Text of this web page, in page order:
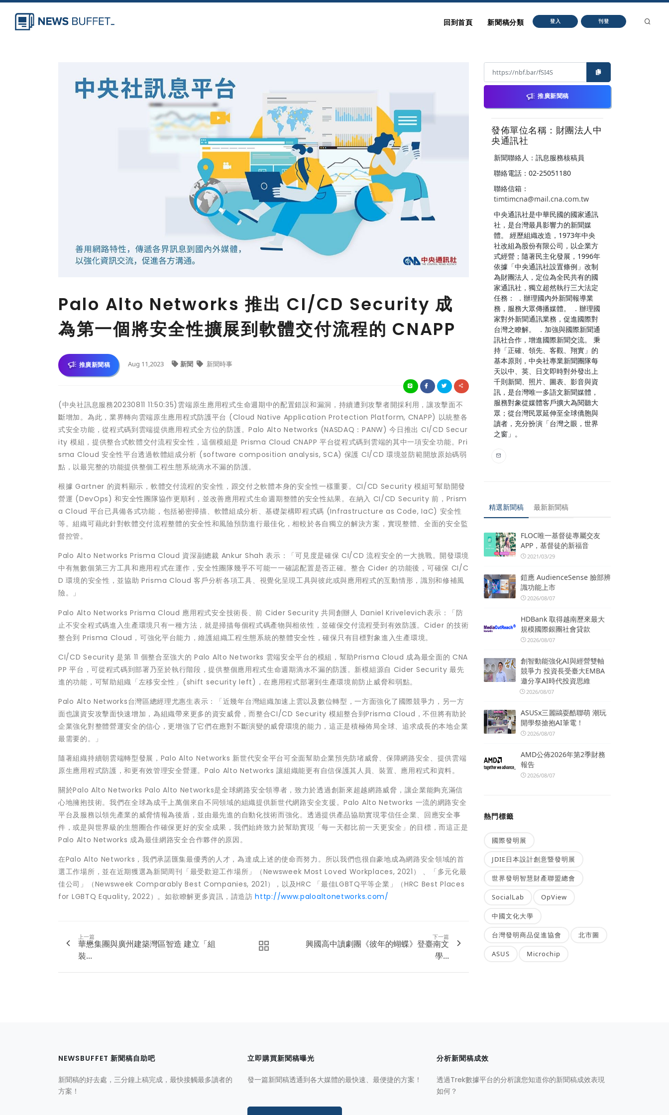
回到首頁 新聞稿分類 登入 刊登
Palo Alto Networks 推出 CI/CD Security 成
為第一個將安全性擴展到軟體交付流程的 CNAPP
推廣新聞稿 Aug 11,2023 新聞 新聞時事
(中央社訊息服務20230811 11:50:35)雲端原生應用程式生命週期中的配置錯誤和漏洞，持續遭到攻擊者開採利用，讓攻擊面不
斷增加。為此，業界轉向雲端原生應用程式防護平台 (Cloud Native Application Protection Platform, CNAPP) 以統整各
式安全功能，從程式碼到雲端提供應用程式全方位的防護。Palo Alto Networks (NASDAQ：PANW) 今日推出 CI/CD Secur
ity 模組，提供整合式軟體交付流程安全性，這個模組是 Prisma Cloud CNAPP 平台從程式碼到雲端的其中一項安全功能。Pri
sma Cloud 安全性平台透過軟體組成分析 (software composition analysis, SCA) 保護 CI/CD 環境並防範開放原始碼弱
點，以最完整的功能提供整個工程生態系統滴水不漏的防護。
根據 Gartner 的資料顯示，軟體交付流程的安全性，跟交付之軟體本身的安全性一樣重要。CI/CD Security 模組可幫助開發
營運 (DevOps) 和安全性團隊協作更順利，並改善應用程式生命週期整體的安全性結果。在納入 CI/CD Security 前，Prism
a Cloud 平台已具備各式功能，包括祕密掃描、軟體組成分析、基礎架構即程式碼 (Infrastructure as Code, IaC) 安全性
等。組織可藉此針對軟體交付流程整體的安全性和風險預防進行最佳化，相較於各自獨立的解決方案，實現整體、全面的安全監
督控管。
Palo Alto Networks Prisma Cloud 資深副總裁 Ankur Shah 表示：「可見度是確保 CI/CD 流程安全的一大挑戰。開發環境
中有無數個第三方工具和應用程式在運作，安全性團隊幾乎不可能一一確認配置是否正確。整合 Cider 的功能後，可確保 CI/C
D 環境的安全性，並協助 Prisma Cloud 客戶分析各項工具、視覺化呈現工具與彼此或與應用程式的互動情形，識別和修補風
險。」
Palo Alto Networks Prisma Cloud 應用程式安全技術長、前 Cider Security 共同創辦人 Daniel Krivelevich表示：「防
止不安全程式碼進入生產環境只有一種方法，就是掃描每個程式碼產物與相依性，並確保交付流程受到有效防護。Cider 的技術
整合到 Prisma Cloud，可強化平台能力，維護組織工程生態系統的整體安全性，確保只有目標對象進入生產環境。
CI/CD Security 是第 11 個整合至強大的 Palo Alto Networks 雲端安全平台的模組，幫助Prisma Cloud 成為最全面的 CNA
PP 平台，可從程式碼到部署乃至於執行階段，提供整個應用程式生命週期滴水不漏的防護。新模組源自 Cider Security 最先
進的功能，可幫助組織「左移安全性」(shift security left)，在應用程式部署到生產環境前防止威脅和弱點。
Palo Alto Networks台灣區總經理尤惠生表示：「近幾年台灣組織加速上雲以及數位轉型，一方面強化了國際競爭力，另一方
面也讓資安攻擊面快速增加，為組織帶來更多的資安威脅，而整合CI/CD Security 模組整合到Prisma Cloud，不但將有助於
企業強化對整體營運安全的信心，更增強了它們在應對不斷演變的威脅環境的能力，這正是積極佈局全球、追求成長的本地企業
最需要的。」
隨著組織持續朝雲端轉型發展，Palo Alto Networks 新世代安全平台可全面幫助企業預先防堵威脅、保障網路安全、提供雲端
原生應用程式防護，和更有效管理安全營運。Palo Alto Networks 讓組織能更有自信保護其人員、裝置、應用程式和資料。
關於Palo Alto Networks Palo Alto Networks是全球網路安全領導者，致力於透過創新來超越網路威脅，讓企業能夠充滿信
心地擁抱技術。我們在全球為成千上萬個來自不同領域的組織提供新世代網路安全支援。Palo Alto Networks 一流的網路安全
平台及服務以領先產業的威脅情報為後盾，並由最先進的自動化技術而強化。透過提供產品協助實現零信任企業、回應安全事
件，或是與世界級的生態圈合作確保更好的安全成果，我們始終致力於幫助實現「每一天都比前一天更安全」的目標，而這正是
Palo Alto Networks 成為最佳網路安全合作夥伴的原因。
在Palo Alto Networks，我們承諾匯集最優秀的人才，為達成上述的使命而努力。所以我們也很自豪地成為網路安全領域的首
選工作場所，並在近期獲選為新聞周刊「最受歡迎工作場所」（Newsweek Most Loved Workplaces, 2021） 、「多元化最
佳公司」（Newsweek Comparably Best Companies, 2021），以及HRC 「最佳LGBTQ平等企業」（HRC Best Places
for LGBTQ Equality, 2022）。如欲瞭解更多資訊，請造訪http://www.paloaltonetworks.com/
上一篇
華懋集團與廣州建築灣區智造 建立「組
裝...
下一篇
興國高中讀劇團《彼年的蝴蝶》登臺南文
學...
推廣新聞稿
發佈單位名稱：財團法人中
央通訊社
新聞聯絡人：訊息服務核稿員
聯絡電話：02-25051180
聯絡信箱：
timtimcna@mail.cna.com.tw
中央通訊社是中華民國的國家通訊
社，是台灣最具影響力的新聞媒
體。 經歷組織改造，1973年中央
社改組為股份有限公司，以企業方
式經營；隨著民主化發展，1996年
依據「中央通訊社設置條例」改制
為財團法人，定位為全民共有的國
家通訊社，獨立超然執行三大法定
任務： ．辦理國內外新聞報導業
務，服務大眾傳播媒體。 ．辦理國
家對外新聞通訊業務，促進國際對
台灣之瞭解。 ．加強與國際新聞通
訊社合作，增進國際新聞交流。 秉
持「正確、領先、客觀、翔實」的
基本原則，中央社專業新聞團隊每
天以中、英、日文即時對外發出上
千則新聞、照片、圖表、影音與資
訊，是台灣唯一多語文新聞媒體，
服務對象從媒體客戶擴大為閱聽大
眾；從台灣民眾延伸至全球僑胞與
讀者，充分扮演「台灣之眼，世界
之窗」。
精選新聞稿 最新新聞稿
FLOC唯一基督徒專屬交友
APP，基督徒的新福音
2021/03/29
鎧應 AudienceSense 臉部辨
識功能上市
2026/08/07
HDBank 取得越南歷來最大
規模國際銀團社會貸款
2026/08/07
創智動能強化AI與經營雙軸
競爭力 投資長受臺大EMBA
邀分享AI時代投資思維
2026/08/07
ASUSx三麗鷗耍酷聯萌 潮玩
開學祭搶抱AI筆電！
2026/08/07
AMD公佈2026年第2季財務
報告
2026/08/07
熱門標籤
國際發明展
JDIE日本設計創意暨發明展
世界發明智慧財產聯盟總會
SocialLab OpView
中國文化大學
台灣發明商品促進協會 北市圖
ASUS Microchip
NEWSBUFFET 新聞稿自助吧
新聞稿的好去處，三分鐘上稿完成，最快接觸最多讀者的
方案！
立即購買新聞稿曝光
發一篇新聞稿透通到各大媒體的最快速、最便捷的方案！
分析新聞稿成效
透過Trek數據平台的分析讓您知道你的新聞稿成效表現
如何？